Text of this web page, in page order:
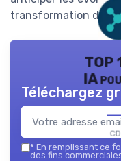
transformation
TOP
IA
Téléchargez
* En remplissant ce
des fins